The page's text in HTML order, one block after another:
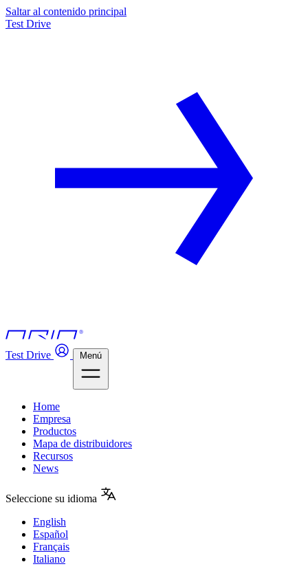
Saltar al contenido principal
Test Drive
Test Drive Menú
Home
Empresa
Productos
Mapa de distribuidores
Recursos
News
Seleccione su idioma
English
Español
Français
Italiano